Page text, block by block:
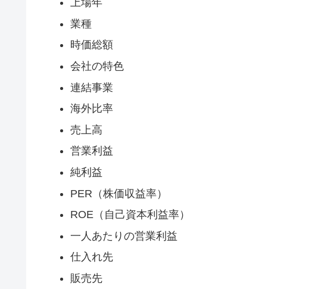
上場年
業種
時価総額
会社の特色
連結事業
海外比率
売上高
営業利益
純利益
PER（株価収益率）
ROE（自己資本利益率）
一人あたりの営業利益
仕入れ先
販売先